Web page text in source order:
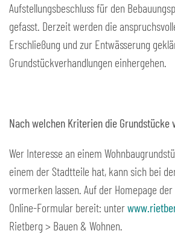
Aufstellungsbeschluss für den
gefasst. Derzeit werden die
Erschließung und zur Entwässerung
Grundstückverhandlungen einhergehen.
Nach welchen Kriterien die Grundstücke
Wer Interesse an einem
einem der Stadtteile hat, kann sich bei
vormerken lassen. Auf der Homepage
Online-Formular bereit: unter
Rietberg > Bauen & Wohnen.